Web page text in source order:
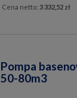
Cena netto:3 332,52 zł
Pompa
50-80m3